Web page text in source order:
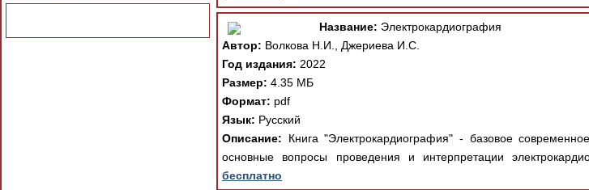
Название: Электрокардиография
Автор: Волкова Н.И., Джериева И.С.
Год издания: 2022
Размер: 4.35 МБ
Формат: pdf
Язык: Русский
Описание: Книга "Электрокардиография" - базовое
основные вопросы проведения и интерпретации
бесплатно